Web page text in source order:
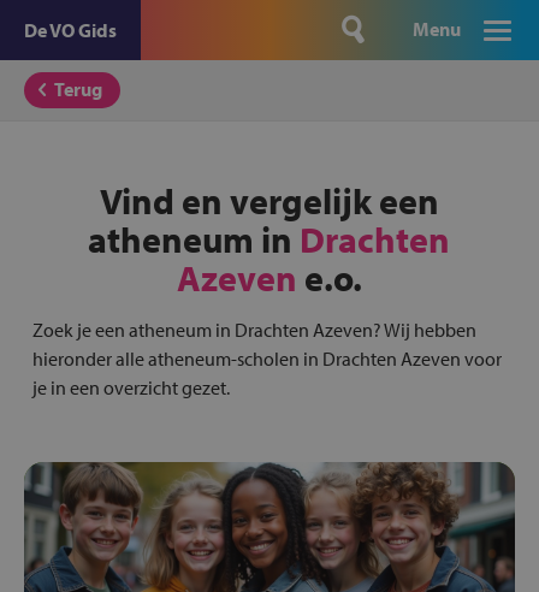
De VO Gids Menu
Terug
Vind en vergelijk een
atheneum in Drachten
Azeven e.o.
Zoek je een atheneum in Drachten Azeven? Wij hebben
hieronder alle atheneum-scholen in Drachten Azeven voor
je in een overzicht gezet.